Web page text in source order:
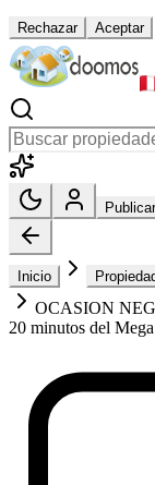
Rechazar Aceptar
Inicio
OCASION
20 minutos del